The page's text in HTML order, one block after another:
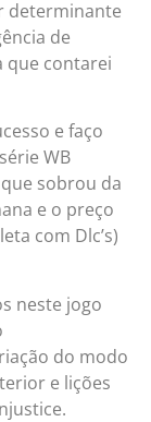
determinante
de
que contarei
e faço
WB
sobrou da
e o preço
com Dlc’s)
neste jogo
do modo
e lições